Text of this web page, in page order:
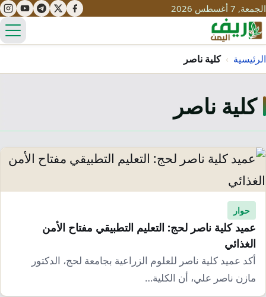
الجمعة, 7 أغسطس 2026
تعليم
مياه
قصص نجاح
مبادرات
سياحة
تراث
ثقافة
التغير المناخي
محميات
التلوث
تحديات
حلول
إرشاد زراعي
نساء
قضايا
انفوجرافيك
الرئيسية › كلية ناصر
كلية ناصر
حوار
عميد كلية ناصر لحج: التعليم التطبيقي مفتاح الأمن
الغذائي
أكد عميد كلية ناصر للعلوم الزراعية بجامعة لحج، الدكتور
مازن ناصر علي، أن الكلية…